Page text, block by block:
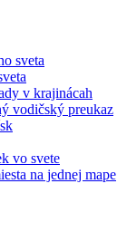
sveta
v krajinácah
vodičský preukaz
vo svete
na jednej mape